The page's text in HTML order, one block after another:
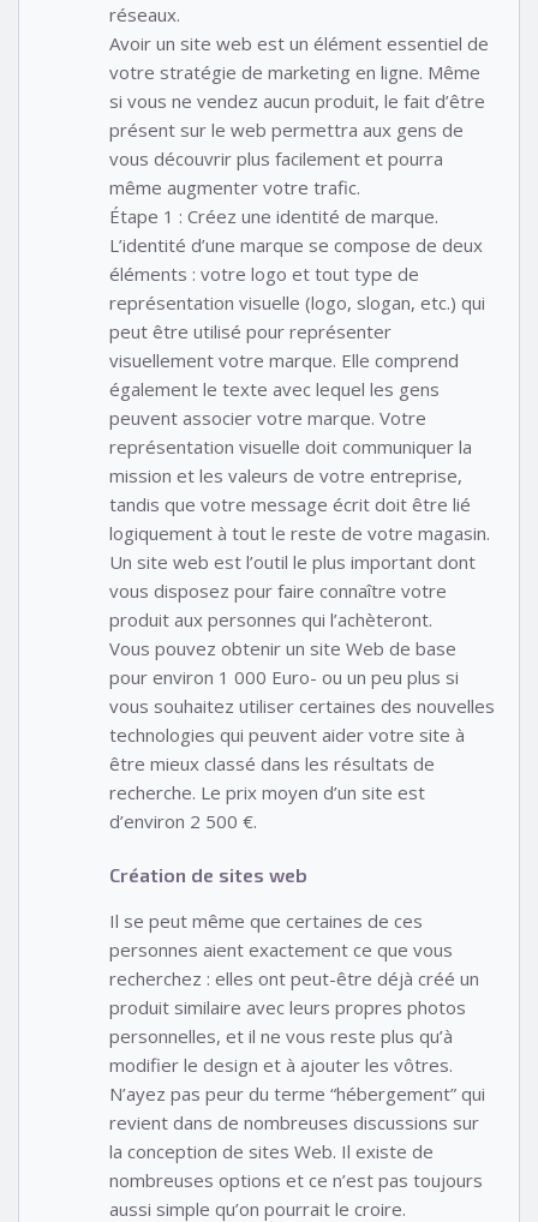
réseaux.
Avoir un site web est un élément essentiel de
votre stratégie de marketing en ligne. Même
si vous ne vendez aucun produit, le fait d’être
présent sur le web permettra aux gens de
vous découvrir plus facilement et pourra
même augmenter votre trafic.
Étape 1 : Créez une identité de marque.
L’identité d’une marque se compose de deux
éléments : votre logo et tout type de
représentation visuelle (logo, slogan, etc.) qui
peut être utilisé pour représenter
visuellement votre marque. Elle comprend
également le texte avec lequel les gens
peuvent associer votre marque. Votre
représentation visuelle doit communiquer la
mission et les valeurs de votre entreprise,
tandis que votre message écrit doit être lié
logiquement à tout le reste de votre magasin.
Un site web est l’outil le plus important dont
vous disposez pour faire connaître votre
produit aux personnes qui l’achèteront.
Vous pouvez obtenir un site Web de base
pour environ 1 000 Euro- ou un peu plus si
vous souhaitez utiliser certaines des nouvelles
technologies qui peuvent aider votre site à
être mieux classé dans les résultats de
recherche. Le prix moyen d’un site est
d’environ 2 500 €.
Création de sites web
Il se peut même que certaines de ces
personnes aient exactement ce que vous
recherchez : elles ont peut-être déjà créé un
produit similaire avec leurs propres photos
personnelles, et il ne vous reste plus qu’à
modifier le design et à ajouter les vôtres.
N’ayez pas peur du terme “hébergement” qui
revient dans de nombreuses discussions sur
la conception de sites Web. Il existe de
nombreuses options et ce n’est pas toujours
aussi simple qu’on pourrait le croire.